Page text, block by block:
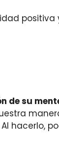
positiva
de su
hacerlo,